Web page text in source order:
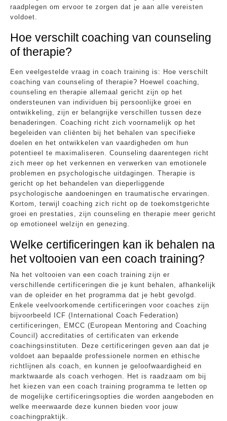
raadplegen om ervoor te zorgen dat je aan alle vereisten
voldoet.
Hoe verschilt coaching van counseling
of therapie?
Een veelgestelde vraag in coach training is: Hoe verschilt
coaching van counseling of therapie? Hoewel coaching,
counseling en therapie allemaal gericht zijn op het
ondersteunen van individuen bij persoonlijke groei en
ontwikkeling, zijn er belangrijke verschillen tussen deze
benaderingen. Coaching richt zich voornamelijk op het
begeleiden van cliënten bij het behalen van specifieke
doelen en het ontwikkelen van vaardigheden om hun
potentieel te maximaliseren. Counseling daarentegen richt
zich meer op het verkennen en verwerken van emotionele
problemen en psychologische uitdagingen. Therapie is
gericht op het behandelen van dieperliggende
psychologische aandoeningen en traumatische ervaringen.
Kortom, terwijl coaching zich richt op de toekomstgerichte
groei en prestaties, zijn counseling en therapie meer gericht
op emotioneel welzijn en genezing.
Welke certificeringen kan ik behalen na
het voltooien van een coach training?
Na het voltooien van een coach training zijn er
verschillende certificeringen die je kunt behalen, afhankelijk
van de opleider en het programma dat je hebt gevolgd.
Enkele veelvoorkomende certificeringen voor coaches zijn
bijvoorbeeld ICF (International Coach Federation)
certificeringen, EMCC (European Mentoring and Coaching
Council) accreditaties of certificaten van erkende
coachingsinstituten. Deze certificeringen geven aan dat je
voldoet aan bepaalde professionele normen en ethische
richtlijnen als coach, en kunnen je geloofwaardigheid en
marktwaarde als coach verhogen. Het is raadzaam om bij
het kiezen van een coach training programma te letten op
de mogelijke certificeringsopties die worden aangeboden en
welke meerwaarde deze kunnen bieden voor jouw
coachingpraktijk.